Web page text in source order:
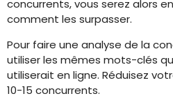
concurrents, vous serez alors
comment les surpasser.
Pour faire une analyse de la
utiliser les mêmes mots-clés
utiliserait en ligne. Réduisez
10-15 concurrents.